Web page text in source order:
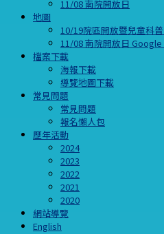
11/08 南院開放日
地圖
10/19院區開放暨兒童科
11/08 南院開放日 Google
檔案下載
海報下載
導覽地圖下載
常見問題
常見問題
報名懶人包
歷年活動
2024
2023
2022
2021
2020
網站導覽
English